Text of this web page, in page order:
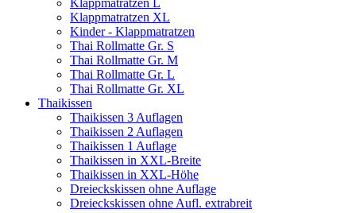
Klappmatratzen L
Klappmatratzen XL
Kinder - Klappmatratzen
Thai Rollmatte Gr. S
Thai Rollmatte Gr. M
Thai Rollmatte Gr. L
Thai Rollmatte Gr. XL
Thaikissen
Thaikissen 3 Auflagen
Thaikissen 2 Auflagen
Thaikissen 1 Auflage
Thaikissen in XXL-Breite
Thaikissen in XXL-Höhe
Dreieckskissen ohne Auflage
Dreieckskissen ohne Aufl. extrabreit